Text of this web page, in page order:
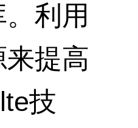
利用
提高
技